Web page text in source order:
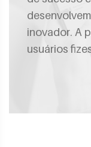
inovador. A
usuários